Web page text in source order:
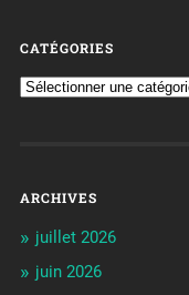
CATÉGORIES
ARCHIVES
juillet 2026
juin 2026